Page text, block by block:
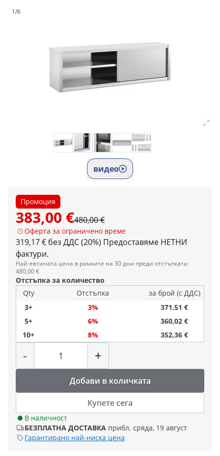
1/6
видео
Промоция
383,00 €480,00 €
Оферта за ограничено време
319,17 € без ДДС (20%) Предоставяме НЕТНИ
фактури.
Най-евтината цена в рамките на 30 дни преди отстъпката:
480,00 €
Отстъпка за количество
Qty
Отстъпка
за брой (с ДДС)
3+
3%
371,51 €
5+
6%
360,02 €
10+
8% 352,36 €
-
Количество
+
Добави в количката
Купете сега
В наличност
БЕЗПЛАТНА ДОСТАВКА прибл. сряда, 19 август
Гарантирано най-ниска цена